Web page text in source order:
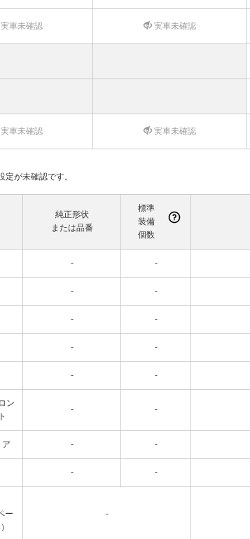
車未確認 実車未確認
車未確認 実車未確認
が未確認です。
純正形状
または品番
標準
装備
個数
- -
- -
- -
- -
- -
ン
ト
- -
ア - -
- -
ー
-